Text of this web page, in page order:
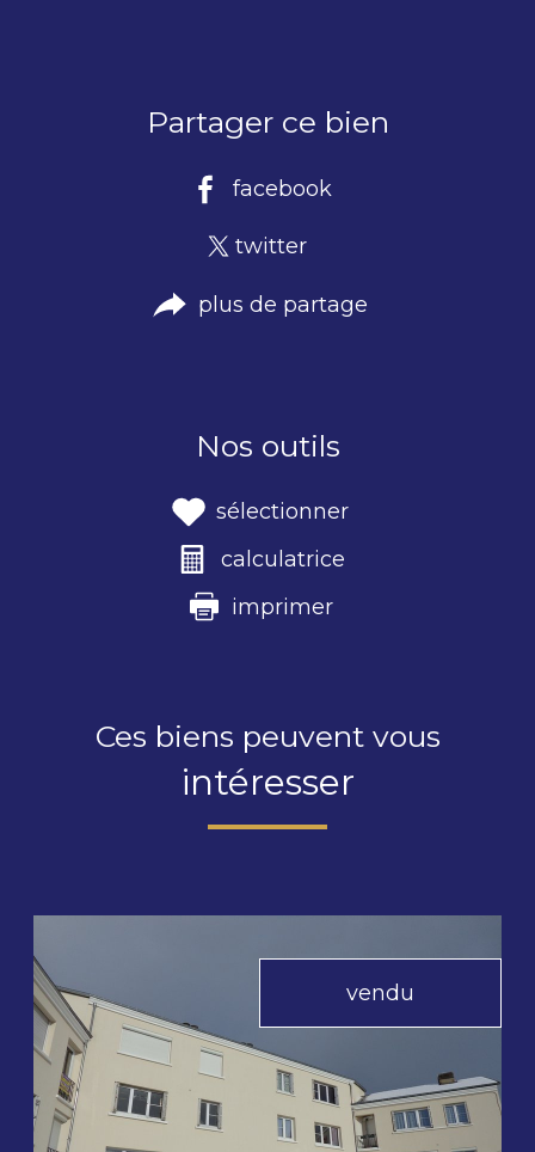
Partager ce bien
facebook
twitter
plus de partage
Nos outils
sélectionner
calculatrice
imprimer
Ces biens peuvent vous
intéresser
vendu
voir le bien